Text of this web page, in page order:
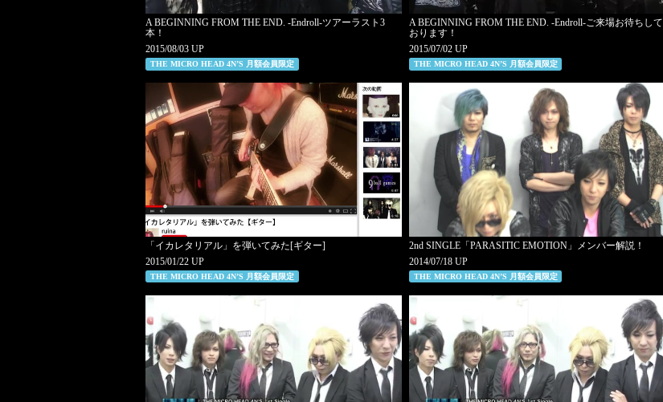
A BEGINNING FROM THE END. -Endroll-ツアーラスト3
本！
2015/08/03 UP
THE MICRO HEAD 4N’S 月額会員限定
A BEGINNING FROM THE END. -Endroll-ご来場お待ちして
おります！
2015/07/02 UP
THE MICRO HEAD 4N’S 月額会員限定
「イカレタリアル」を弾いてみた[ギター]
2015/01/22 UP
THE MICRO HEAD 4N’S 月額会員限定
2nd SINGLE「PARASITIC EMOTION」メンバー解説！
2014/07/18 UP
THE MICRO HEAD 4N’S 月額会員限定